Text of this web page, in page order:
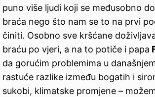
puno više ljudi koji se međusobno
braća nego što nam se to na prvi
činiti. Osobno sve kršćane
braću po vjeri, a na to potiče i papa
da gorućim problemima u
rastuće razlike između bogatih i
sukobi, klimatske promjene –